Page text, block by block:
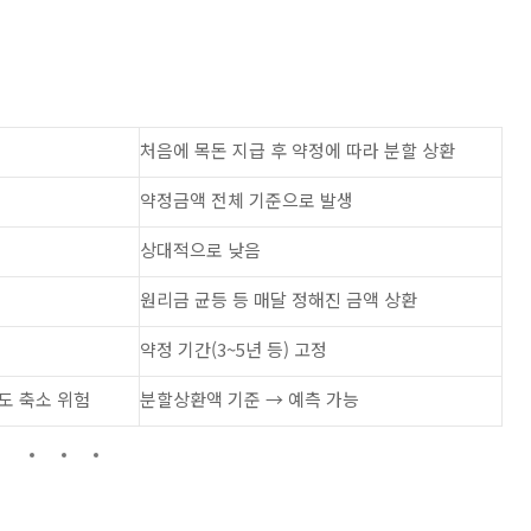
처음에 목돈 지급 후 약정에 따라 분할 상환
약정금액 전체 기준으로 발생
상대적으로 낮음
원리금 균등 등 매달 정해진 금액 상환
약정 기간(3~5년 등) 고정
축소 위험
분할상환액 기준 → 예측 가능